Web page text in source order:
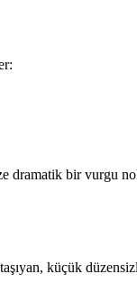
dramatik bir vurgu
küçük